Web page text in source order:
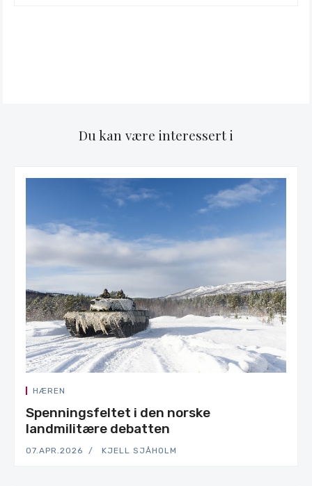
Du kan være interessert i
HÆREN
Spenningsfeltet i den norske
landmilitære debatten
07.APR.2026 KJELL SJÅHOLM